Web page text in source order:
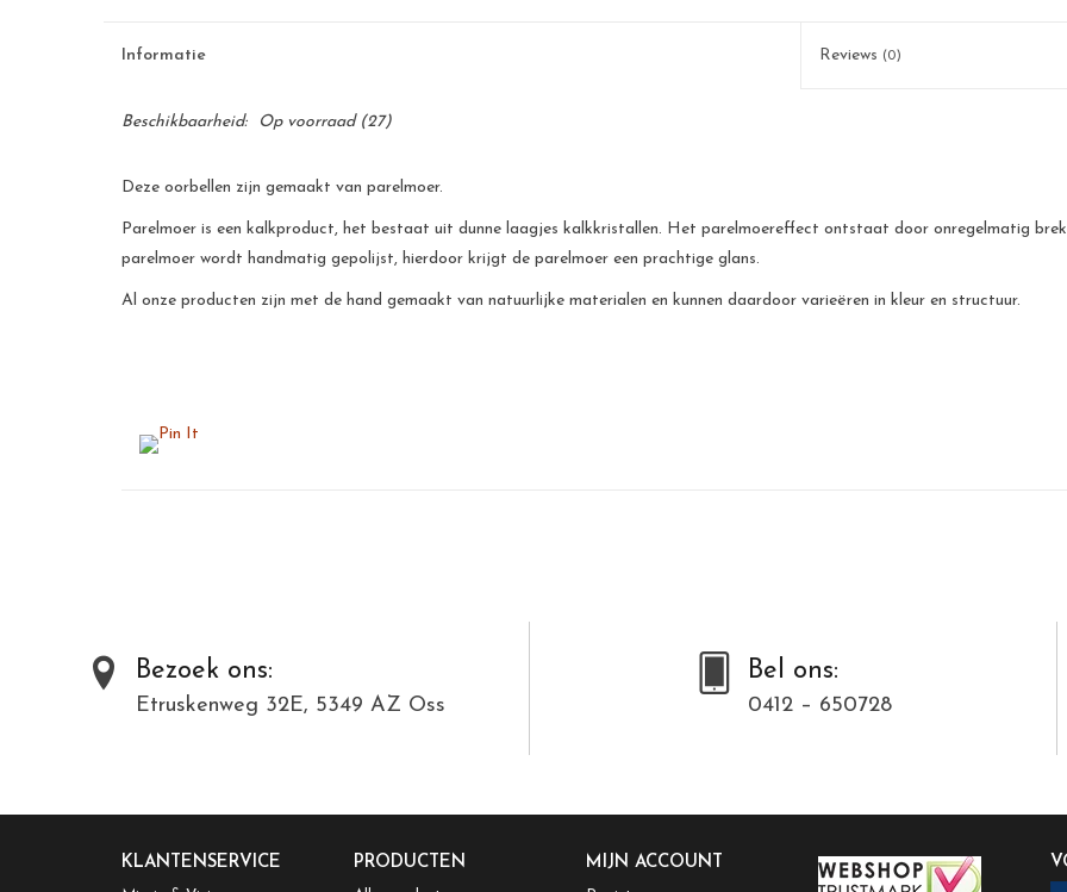
Informatie Reviews (0)
Beschikbaarheid: Op voorraad(27)
Deze oorbellen zijn gemaakt van parelmoer.
Parelmoer is een kalkproduct, het bestaat uit dunne laagjes kalkkristallen. Het parelmoereffect ontstaat door onregelmatig
parelmoer wordt handmatig gepolijst, hierdoor krijgt de parelmoer een prachtige glans.
Al onze producten zijn met de hand gemaakt van natuurlijke materialen en kunnen daardoor varieëren in kleur en structuur.
Bezoek ons:
Etruskenweg 32E, 5349 AZ Oss
Bel ons:
0412 – 650728
KLANTENSERVICE PRODUCTEN MIJN ACCOUNT